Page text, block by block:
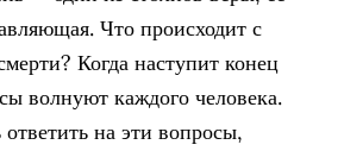
Что происходит с
Когда наступит конец
волнуют каждого человека.
на эти вопросы,